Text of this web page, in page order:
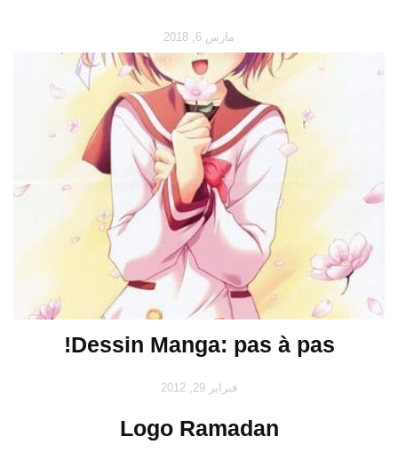
مارس 6, 2018
Dessin Manga: pas à pas!
فبراير 29, 2012
Logo Ramadan